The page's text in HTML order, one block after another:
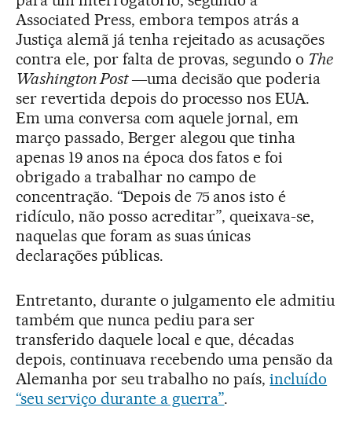
Associated Press, embora tempos atrás a
Justiça alemã já tenha rejeitado as acusações
contra ele, por falta de provas, segundo o The
Washington Post―uma decisão que poderia
ser revertida depois do processo nos EUA.
Em uma conversa com aquele jornal, em
março passado, Berger alegou que tinha
apenas 19 anos na época dos fatos e foi
obrigado a trabalhar no campo de
concentração. “Depois de 75 anos isto é
ridículo, não posso acreditar”, queixava-se,
naquelas que foram as suas únicas
declarações públicas.
Entretanto, durante o julgamento ele admitiu
também que nunca pediu para ser
transferido daquele local e que, décadas
depois, continuava recebendo uma pensão da
Alemanha por seu trabalho no país,incluído
“seu serviço durante a guerra”.